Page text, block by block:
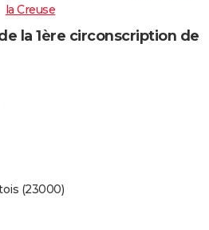
la Creuse
la 1ère circonscription de
(23000)